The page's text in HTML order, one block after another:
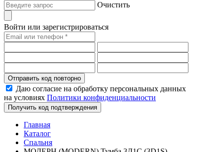
Очистить
Войти или зарегистрироваться
Отправить код повторно
Даю согласие на обработку персональных данных
на условиях Политики конфиденциальности
Получить код подтверждения
Главная
Каталог
Спальня